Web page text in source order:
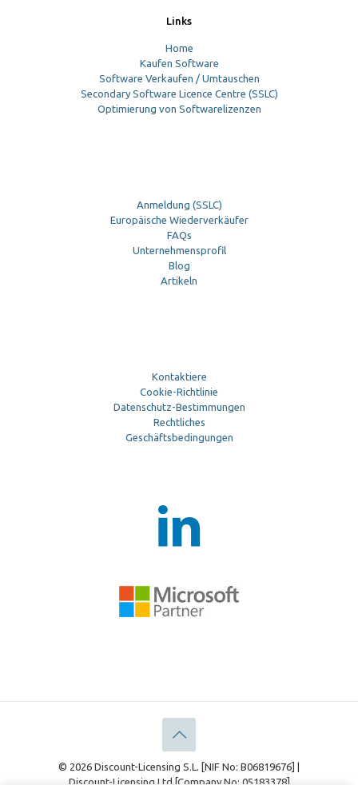
Links
Home
Kaufen Software
Software Verkaufen / Umtauschen
Secondary Software Licence Centre (SSLC)
Optimierung von Softwarelizenzen
Anmeldung (SSLC)
Europäische Wiederverkäufer
FAQs
Unternehmensprofil
Blog
Artikeln
Kontaktiere
Cookie-Richtlinie
Datenschutz-Bestimmungen
Rechtliches
Geschäftsbedingungen
© 2026 Discount-Licensing S.L. [NIF No: B06819676] |
Discount-Licensing Ltd [Company No: 05183378]